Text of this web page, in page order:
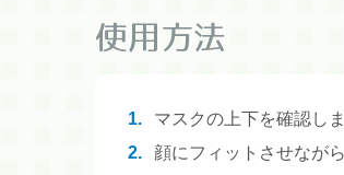
使用方法
1.
マスクの上下を確認し
2.
顔にフィットさせなが